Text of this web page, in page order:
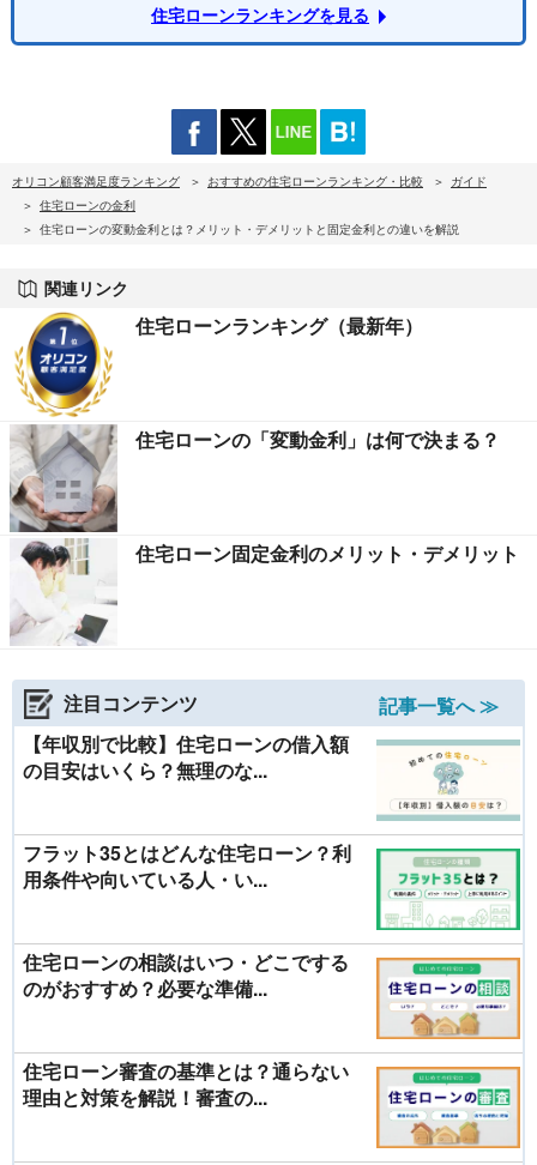
住宅ローンランキングを見る
オリコン顧客満足度ランキング おすすめの住宅ローンランキング・比較
ガイド
住宅ローンの金利
住宅ローンの変動金利とは？メリット・デメリットと固定金利との違いを解説
関連リンク
住宅ローンランキング（最新年）
住宅ローンの「変動金利」は何で決まる？
住宅ローン固定金利のメリット・デメリット
注目コンテンツ
記事一覧へ ≫
【年収別で比較】住宅ローンの借入額
の目安はいくら？無理のな...
フラット35とはどんな住宅ローン？利
用条件や向いている人・い...
住宅ローンの相談はいつ・どこでする
のがおすすめ？必要な準備...
住宅ローン審査の基準とは？通らない
理由と対策を解説！審査の...